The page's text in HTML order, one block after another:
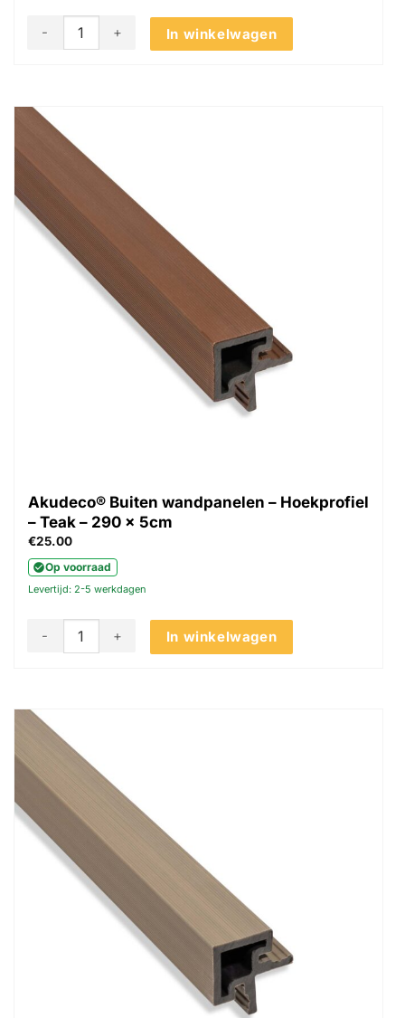
In winkelwagen
Akudeco® Buiten wandpanelen - Koppelprofiel RVS -
Akudeco® Buiten wandpanelen – Hoekprofiel
– Teak – 290 x 5cm
€25.00
Op voorraad
Levertijd: 2-5 werkdagen
In winkelwagen
Akudeco® Buiten wandpanelen - Hoekprofiel - Teak - 290